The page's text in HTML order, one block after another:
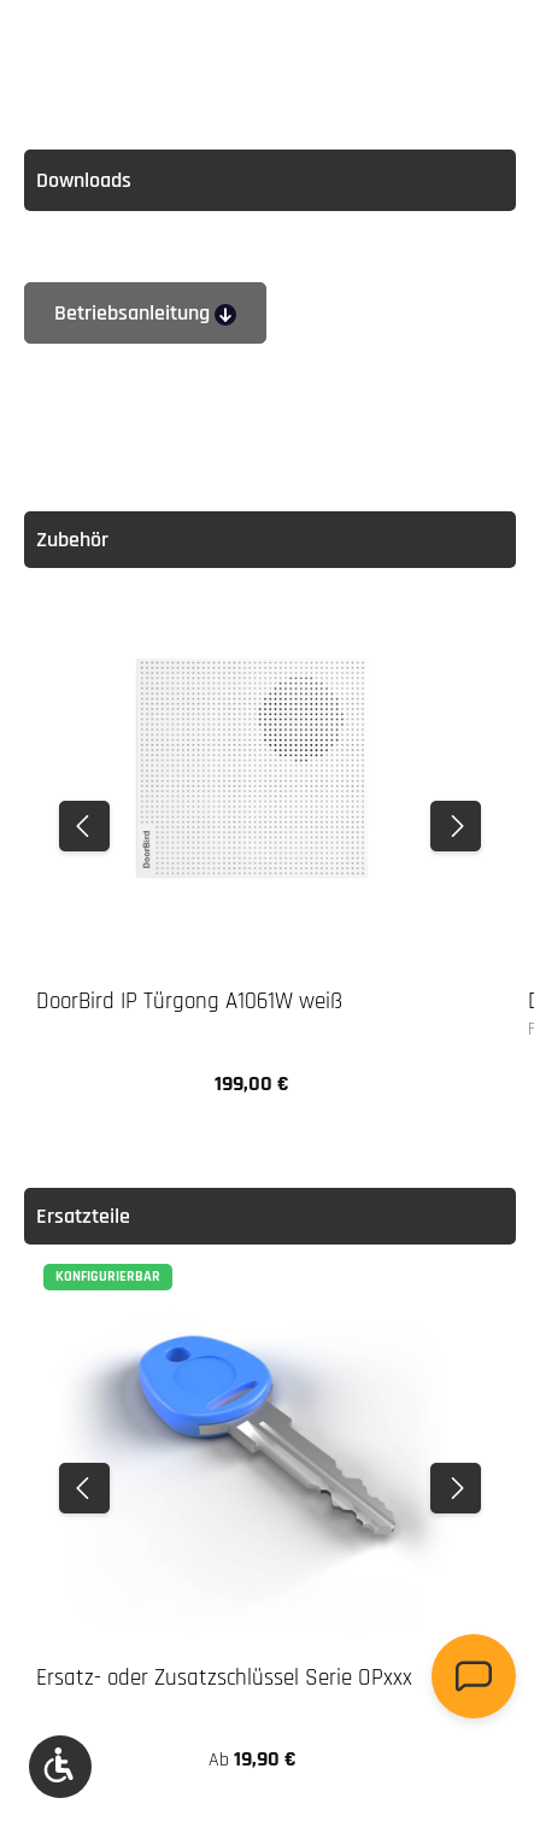
Downloads
Betriebsanleitung
Zubehör
DoorBird IP Türgong A1061W weiß
Regulärer Preis:
199,00 €
Ersatzteile
KONFIGURIERBAR
Ersatz- oder Zusatzschlüssel Serie OPxxx
Ab 19,90 €
Werkzeugleiste anzeigen